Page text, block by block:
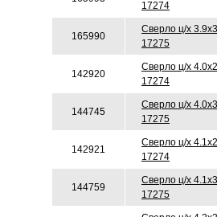
17274
165990
Сверло ц/х
17275
142920
Сверло ц/х
17274
144745
Сверло ц/х
17275
142921
Сверло ц/х
17274
144759
Сверло ц/х
17275